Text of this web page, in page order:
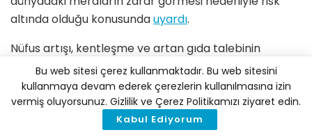
altında olduğu konusundauyardı.
Nüfus artışı, kentleşme ve artan gıda talebinin
insanları toprağın destekleyebileceğinden daha
fazla hayvan yetiştirmeye teşvik ettiği ve aynı
zamanda doğal meraların yoğun ekim alanlarına
dönüşmesine yol açarak toprak verimliliğinin
Bu web sitesi çerez kullanmaktadır. Bu web sitesini
kullanmaya devam ederek çerezlerin kullanılmasına izin
vermiş oluyorsunuz. Gizlilik ve Çerez Politikamızı ziyaret edin.
Kabul Ediyorum